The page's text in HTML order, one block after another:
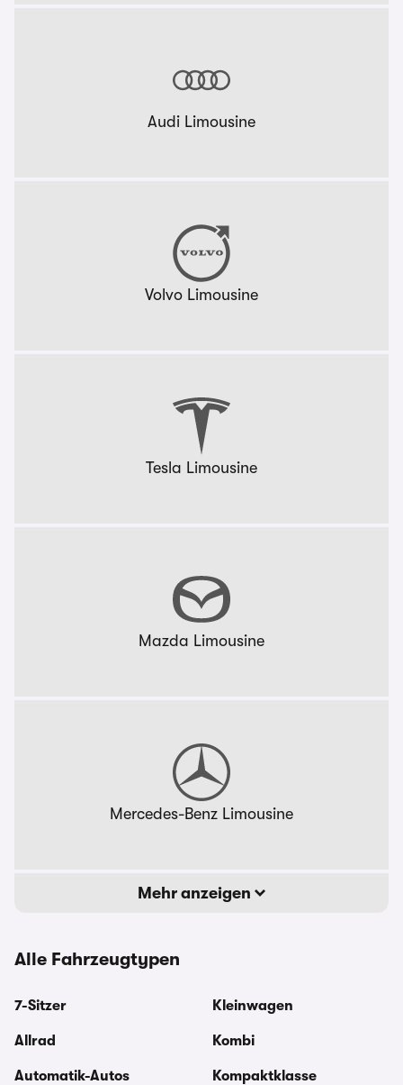
Audi Limousine
Volvo Limousine
Tesla Limousine
Mazda Limousine
Mercedes-Benz Limousine
Mehr anzeigen
Alle Fahrzeugtypen
7-Sitzer
Allrad
Automatik-Autos
Kleinwagen
Kombi
Kompaktklasse